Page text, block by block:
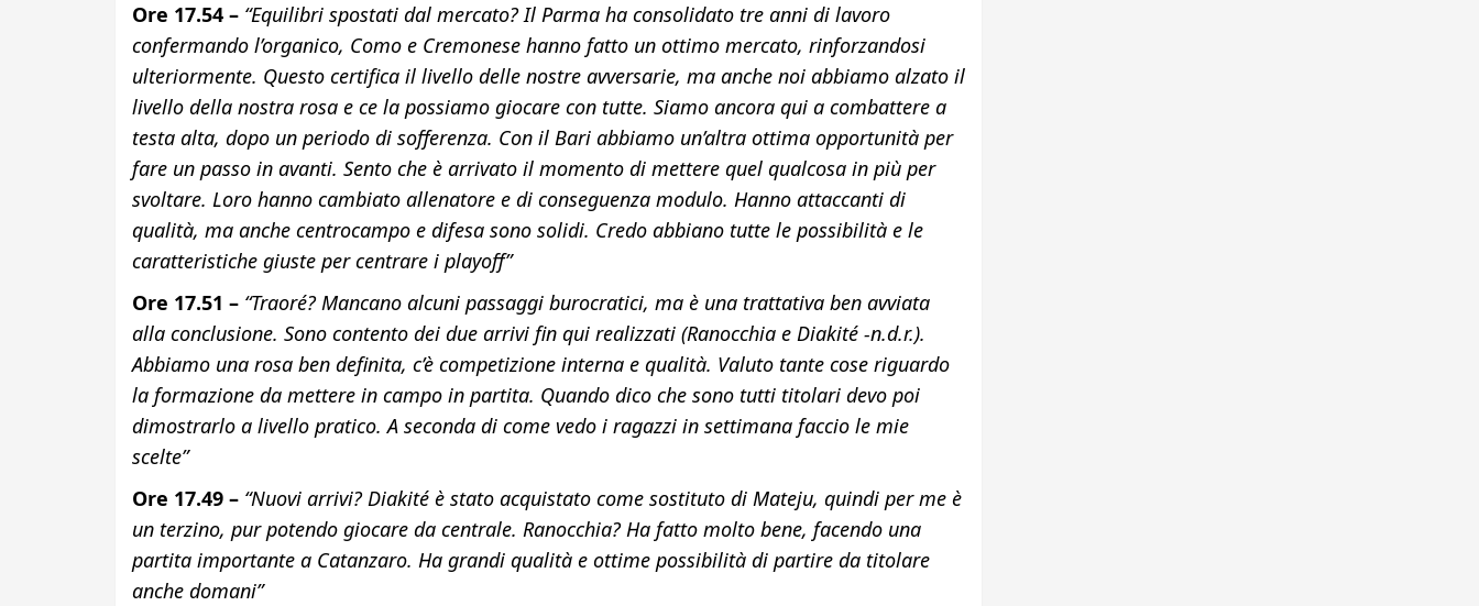
Ore 17.54 – “Equilibri spostati dal mercato? Il Parma ha consolidato tre anni di lavoro
confermando l’organico, Como e Cremonese hanno fatto un ottimo mercato, rinforzandosi
ulteriormente. Questo certifica il livello delle nostre avversarie, ma anche noi abbiamo alzato il
livello della nostra rosa e ce la possiamo giocare con tutte. Siamo ancora qui a combattere a
testa alta, dopo un periodo di sofferenza. Con il Bari abbiamo un’altra ottima opportunità per
fare un passo in avanti. Sento che è arrivato il momento di mettere quel qualcosa in più per
svoltare. Loro hanno cambiato allenatore e di conseguenza modulo. Hanno attaccanti di
qualità, ma anche centrocampo e difesa sono solidi. Credo abbiano tutte le possibilità e le
caratteristiche giuste per centrare i playoff”
Ore 17.51 – “Traoré? Mancano alcuni passaggi burocratici, ma è una trattativa ben avviata
alla conclusione. Sono contento dei due arrivi fin qui realizzati (Ranocchia e Diakité -n.d.r.).
Abbiamo una rosa ben definita, c’è competizione interna e qualità. Valuto tante cose riguardo
la formazione da mettere in campo in partita. Quando dico che sono tutti titolari devo poi
dimostrarlo a livello pratico. A seconda di come vedo i ragazzi in settimana faccio le mie
scelte”
Ore 17.49 – “Nuovi arrivi? Diakité è stato acquistato come sostituto di Mateju, quindi per me è
un terzino, pur potendo giocare da centrale. Ranocchia? Ha fatto molto bene, facendo una
partita importante a Catanzaro. Ha grandi qualità e ottime possibilità di partire da titolare
anche domani”